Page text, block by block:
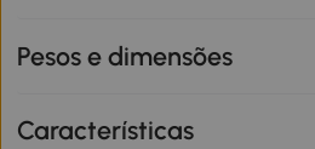
Pesos e dimensões
Características